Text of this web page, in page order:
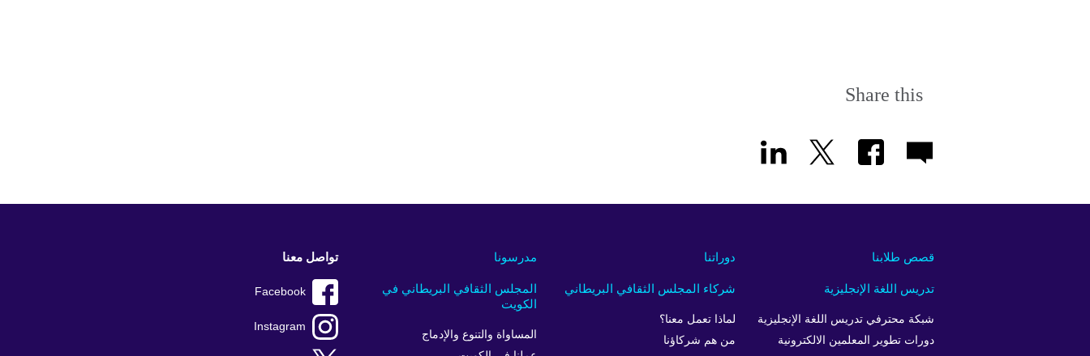
Share this
مدرسونا دوراتنا قصص طلابنا
المجلس الثقافي البريطاني في
الكويت
المساواة والتنوع والإدماج
شركاء المجلس الثقافي البريطاني
لماذا تعمل معنا؟
من هم شركاؤنا
تدريس اللغة الإنجليزية
شبكة محترفي تدريس اللغة الإنجليزية
دورات تطوير المعلمين الالكترونية
تواصل معنا
Facebook
Instagram